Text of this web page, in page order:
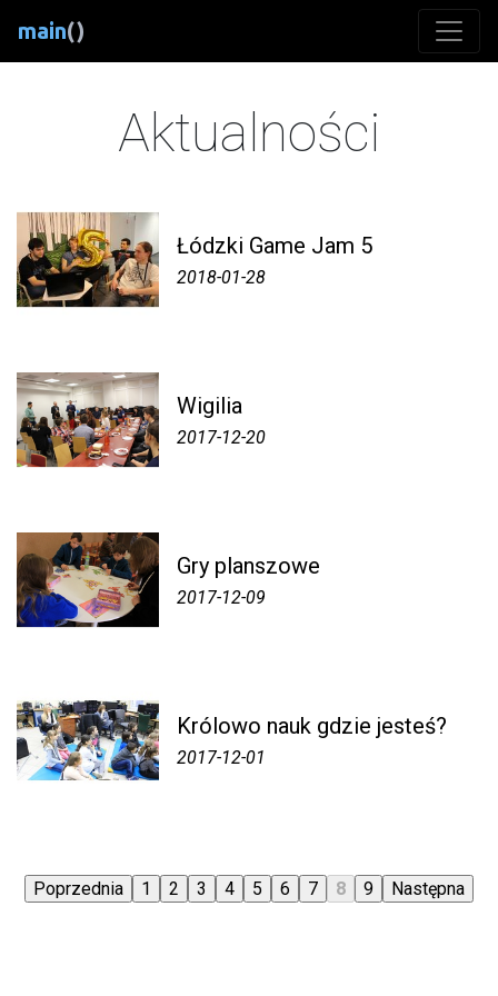
main()
Aktualności
Łódzki Game Jam 5
2018-01-28
Wigilia
2017-12-20
Gry planszowe
2017-12-09
Królowo nauk gdzie jesteś?
2017-12-01
Poprzednia 1 2 3 4 5 6 7 8 9 Następna